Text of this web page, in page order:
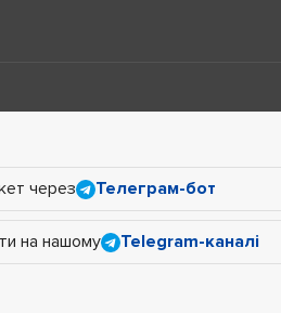
через Телеграм-бот
на нашому Telegram-каналі